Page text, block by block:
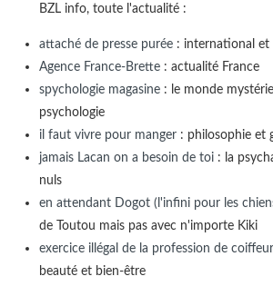
BZL info, toute l'actualité :
attaché de presse purée: international et
Agence France-Brette: actualité France
spychologie magasine: le monde
psychologie
il faut vivre pour manger: philosophie et
jamais Lacan on a besoin de toi: la
nuls
en attendant Dogot (l'infini pour les
de Toutou mais pas avec n'importe Kiki
exercice illégal de la profession de coiffeur
beauté et bien-être